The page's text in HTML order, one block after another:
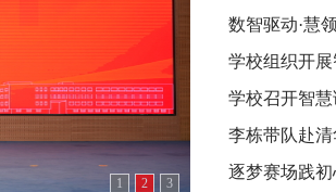
1 2
3
数智驱动·慧
学校组织开
学校召开智
李栋带队赴
逐梦赛场践